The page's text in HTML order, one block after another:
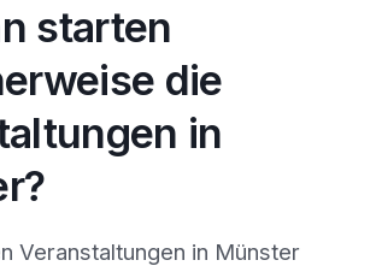
starten
die
in
Veranstaltungen in Münster